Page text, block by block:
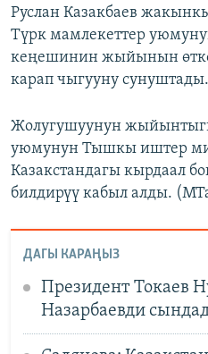
Руслан Казакбаев
Түрк мамлекеттер
кеңешинин жыйынын
карап чыгууну сунуштады.
Жолугушуунун
уюмунун Тышкы иштер
Казакстандагы кырдаал
билдирүү кабыл алды.
ДАГЫ КАРАҢЫЗ
Президент Токаев
Назарбаевди